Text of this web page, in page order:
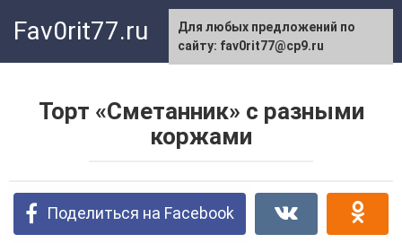
Fav0rit77.ru
Торт «Сметанник» с разными
коржами
Поделиться на Facebook
Для любых предложений по
сайту: fav0rit77@cp9.ru